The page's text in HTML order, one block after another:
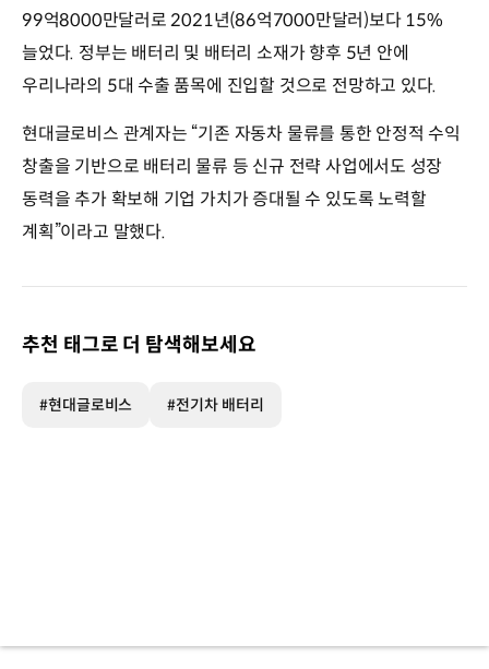
99억8000만달러로 2021년(86억7000만달러)보다 15%
늘었다. 정부는 배터리 및 배터리 소재가 향후 5년 안에
우리나라의 5대 수출 품목에 진입할 것으로 전망하고 있다.
현대글로비스 관계자는 “기존 자동차 물류를 통한 안정적 수익
창출을 기반으로 배터리 물류 등 신규 전략 사업에서도 성장
동력을 추가 확보해 기업 가치가 증대될 수 있도록 노력할
계획”이라고 말했다.
추천 태그로 더 탐색해보세요
#현대글로비스 #전기차 배터리